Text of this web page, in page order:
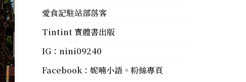
愛食記駐站部落客
Tintint 實體書出版
IG：nini09240
Facebook：妮喃小語。粉絲專頁